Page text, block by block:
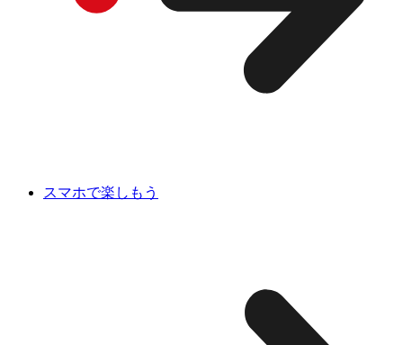
スマホで楽しもう